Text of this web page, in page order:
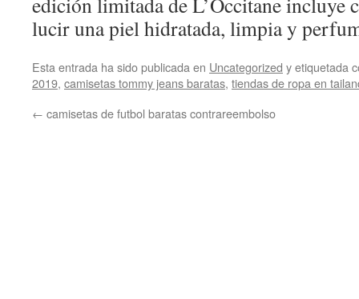
lucir una piel hidratada, limpia y
Esta entrada ha sido publicada en Uncategorized y etiquetada
2019, camisetas tommy jeans baratas, tiendas de ropa en
← camisetas de futbol baratas contrareembolso